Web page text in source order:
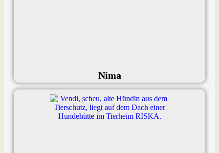
Nima